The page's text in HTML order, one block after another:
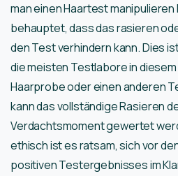
man einen Haartest manipulieren
behauptet, dass das rasieren
den Test verhindern kann. Dies
die meisten Testlabore in
Haarprobe oder einen anderen
kann das vollständige Rasieren
Verdachtsmoment gewertet
ethisch ist es ratsam, sich vor
positiven Testergebnisses im